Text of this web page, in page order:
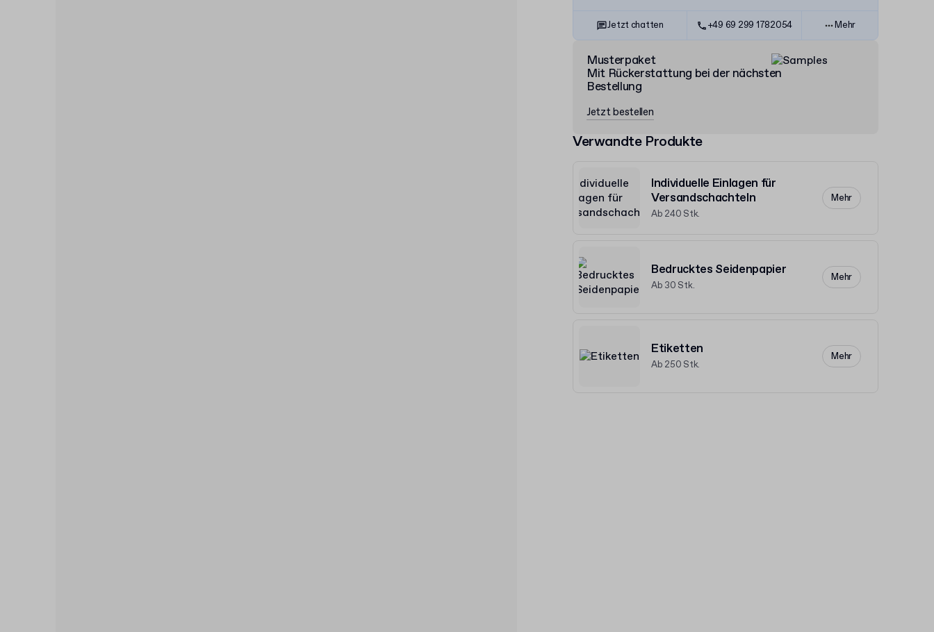
Jetzt chatten +49 69 299 1782054 Mehr
Musterpaket
Mit Rückerstattung bei der nächsten
Bestellung
Jetzt bestellen
Verwandte Produkte
Individuelle Einlagen für
Versandschachteln
Ab 240 Stk.
Mehr
Bedrucktes Seidenpapier
Ab 30 Stk.
Mehr
Etiketten
Ab 250 Stk.
Mehr